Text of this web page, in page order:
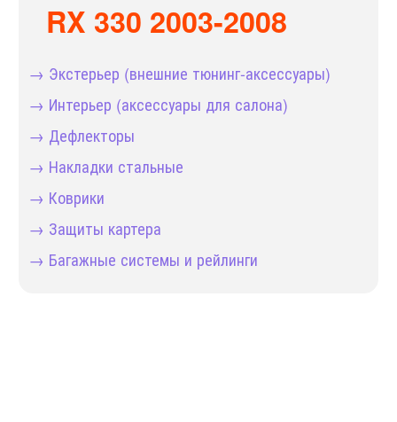
RX 330 2003-2008
→ Экстерьер (внешние тюнинг-аксессуары)
→ Интерьер (аксессуары для салона)
→ Дефлекторы
→ Накладки стальные
→ Коврики
→ Защиты картера
→ Багажные системы и рейлинги